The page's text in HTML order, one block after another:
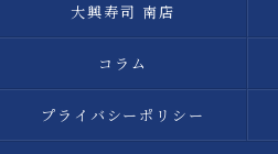
大興寿司 南店
コラム
プライバシーポリシー